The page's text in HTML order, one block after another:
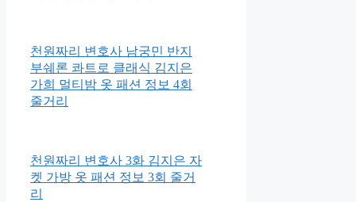
천원짜리 변호사 남궁민 반지
부쉐론 콰트로 클래식 김지은
가희 멀티밤 옷 패션 정보 4회
줄거리
천원짜리 변호사 3화 김지은 자
켓 가방 옷 패션 정보 3회 줄거
리